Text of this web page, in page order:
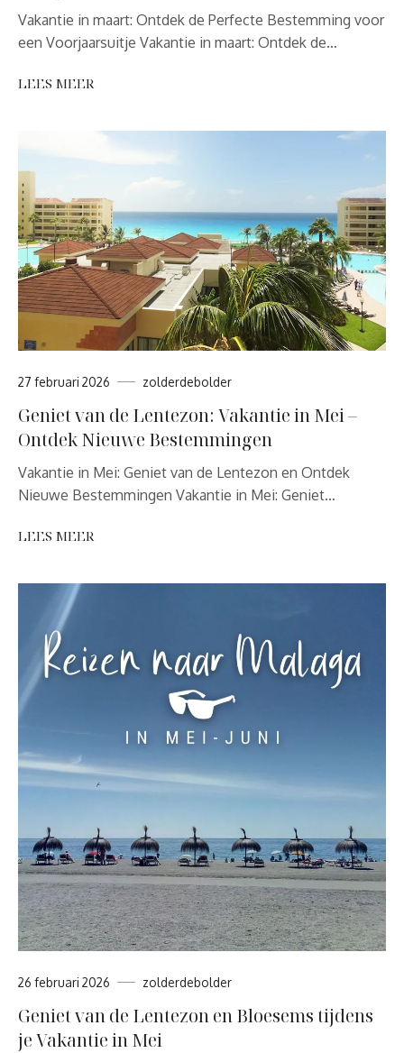
Vakantie in maart: Ontdek de Perfecte Bestemming voor
een Voorjaarsuitje Vakantie in maart: Ontdek de…
LEES MEER
27 februari 2026 zolderdebolder
Geniet van de Lentezon: Vakantie in Mei –
Ontdek Nieuwe Bestemmingen
Vakantie in Mei: Geniet van de Lentezon en Ontdek
Nieuwe Bestemmingen Vakantie in Mei: Geniet…
LEES MEER
26 februari 2026 zolderdebolder
Geniet van de Lentezon en Bloesems tijdens
je Vakantie in Mei